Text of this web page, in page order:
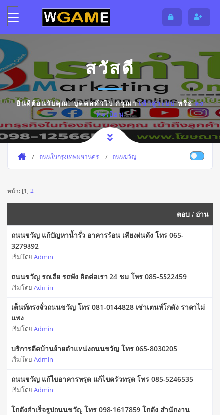
สวัสดี
ยินดีต้อนรับคุณ,บุคคลทั่วไปกรุณาเข้าสู่ระบบหรือลง
ทะเบียน
ถนนในกรุงเทพมหานคร ถนนขวัญ
หน้า: [1] 2
ตอบ / อ่าน
ถนนขวัญ แก้ปัญหาน้ำรั่ว อาคารร้อน เสียงฝนดัง โทร 065-
3279892
เริ่มโดย Admin
ถนนขวัญ รถเสีย รถพัง ติดต่อเรา 24 ชม โทร 085-5522459
เริ่มโดย Admin
เต็นท์ทรงจั่วถนนขวัญ โทร 081-0144828 เช่าเตนท์โกดัง ราคาไม่
แพง
เริ่มโดย Admin
บริการดีดบ้านย้ายตำแหน่งถนนขวัญ โทร 065-8030205
เริ่มโดย Admin
ถนนขวัญ แก้ไขอาคารทรุด แก้ไขครัวทรุด โทร 085-5246535
เริ่มโดย Admin
โกดังสำเร็จรูปถนนขวัญ โทร 098-1617859 โกดัง สำนักงาน